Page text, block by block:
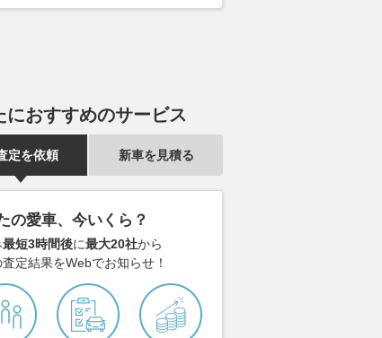
岐点！ 街乗り
りのターボ
ルーミーのエン
トカーWeb
トラックの「アンダーラン防止
装置」が機能しない!? 国際規
格の欠陥で年間死者数は数百人
に上る可能性も
2026.08.04 ベストカーWeb
におすすめのサービス
定を依頼 新車を見積る
の愛車、今いくら？
最短3時間後に最大20社から
定結果をWebでお知らせ！